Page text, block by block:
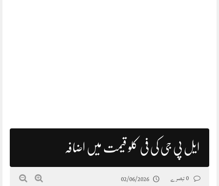
ایل پی جی کی فی کلو قیمت میں اضافہ
02/06/2026